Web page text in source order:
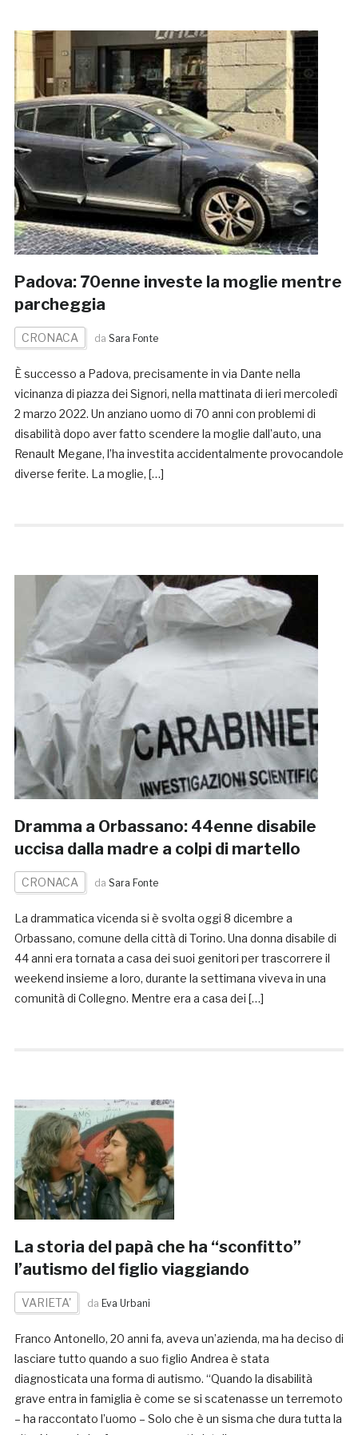
Padova: 70enne investe la moglie mentre
parcheggia
CRONACA da Sara Fonte
È successo a Padova, precisamente in via Dante nella
vicinanza di piazza dei Signori, nella mattinata di ieri mercoledì
2 marzo 2022. Un anziano uomo di 70 anni con problemi di
disabilità dopo aver fatto scendere la moglie dall’auto, una
Renault Megane, l’ha investita accidentalmente provocandole
diverse ferite. La moglie, […]
Dramma a Orbassano: 44enne disabile
uccisa dalla madre a colpi di martello
CRONACA da Sara Fonte
La drammatica vicenda si è svolta oggi 8 dicembre a
Orbassano, comune della città di Torino. Una donna disabile di
44 anni era tornata a casa dei suoi genitori per trascorrere il
weekend insieme a loro, durante la settimana viveva in una
comunità di Collegno. Mentre era a casa dei […]
La storia del papà che ha “sconfitto”
l’autismo del figlio viaggiando
VARIETA' da Eva Urbani
Franco Antonello, 20 anni fa, aveva un’azienda, ma ha deciso di
lasciare tutto quando a suo figlio Andrea è stata
diagnosticata una forma di autismo. “Quando la disabilità
grave entra in famiglia è come se si scatenasse un terremoto
– ha raccontato l’uomo – Solo che è un sisma che dura tutta la